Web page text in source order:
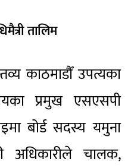
तालिम
काठमाडौँ उपत्यका
प्रमुख एसएसपी
बोर्ड सदस्य यमुना
अधिकारीले चालक,